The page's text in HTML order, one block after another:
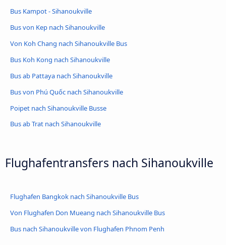
Bus Kampot - Sihanoukville
Bus von Kep nach Sihanoukville
Von Koh Chang nach Sihanoukville Bus
Bus Koh Kong nach Sihanoukville
Bus ab Pattaya nach Sihanoukville
Bus von Phú Quốc nach Sihanoukville
Poipet nach Sihanoukville Busse
Bus ab Trat nach Sihanoukville
Flughafentransfers nach Sihanoukville
Flughafen Bangkok nach Sihanoukville Bus
Von Flughafen Don Mueang nach Sihanoukville Bus
Bus nach Sihanoukville von Flughafen Phnom Penh